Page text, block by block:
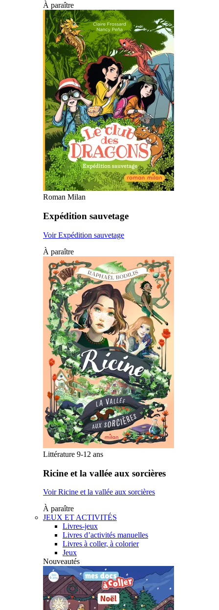
À paraître
Roman Milan
Expédition sauvetage
Voir Expédition sauvetage
À paraître
Littérature 9-12 ans
Ricine et la vallée aux sorcières
Voir Ricine et la vallée aux sorcières
À paraître
JEUX ET ACTIVITÉS
Livres-jeux
Livres d’activités manuelles
Livres à coller, à colorier
Jeux
Nouveautés